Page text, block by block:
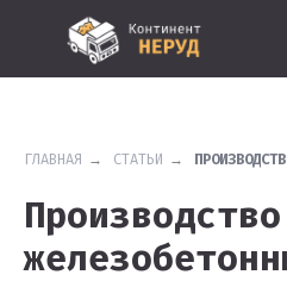
ГЛАВНАЯ → СТАТЬИ →
Производство